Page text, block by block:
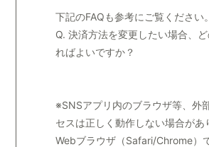
下記のFAQも参考にご覧ください。
Q. 決済方法を変更したい場合、
ればよいですか？
※SNSアプリ内のブラウザ等、外
セスは正しく動作しない場合があ
Webブラウザ（Safari/Chrome）